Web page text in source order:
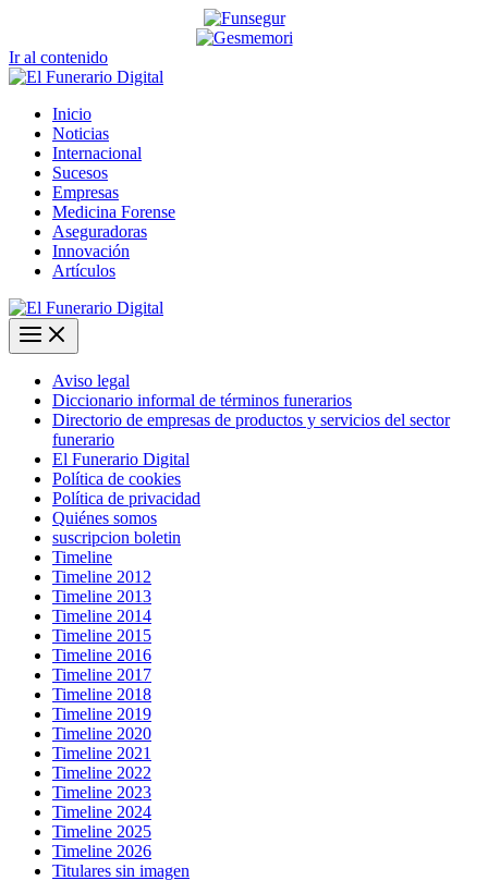
Ir al contenido
Inicio
Noticias
Internacional
Sucesos
Empresas
Medicina Forense
Aseguradoras
Innovación
Artículos
Aviso legal
Diccionario informal de términos funerarios
Directorio de empresas de productos y servicios del sector
funerario
El Funerario Digital
Política de cookies
Política de privacidad
Quiénes somos
suscripcion boletin
Timeline
Timeline 2012
Timeline 2013
Timeline 2014
Timeline 2015
Timeline 2016
Timeline 2017
Timeline 2018
Timeline 2019
Timeline 2020
Timeline 2021
Timeline 2022
Timeline 2023
Timeline 2024
Timeline 2025
Timeline 2026
Titulares sin imagen